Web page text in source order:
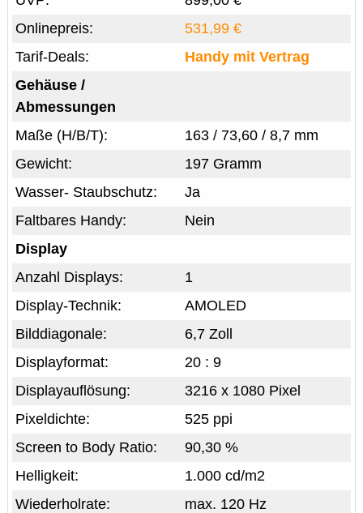
531,99 €
Onlinepreis:
Handy mit Vertrag
Tarif-Deals:
Gehäuse /
Abmessungen
163 / 73,60 / 8,7 mm
Maße (H/B/T):
197 Gramm
Gewicht:
Ja
Wasser- Staubschutz:
Nein
Faltbares Handy:
Display
1
Anzahl Displays:
AMOLED
Display-Technik:
6,7 Zoll
Bilddiagonale:
20 : 9
Displayformat:
3216 x 1080 Pixel
Displayauflösung:
525 ppi
Pixeldichte:
90,30 %
Screen to Body Ratio:
1.000 cd/m2
Helligkeit:
max. 120 Hz
Wiederholrate: